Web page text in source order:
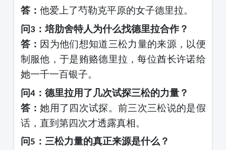
答： 他爱上了芍勒克平原的女子德里拉。
问 3 ：培肋舍特人为什么找德里拉合作？
答： 因为他们想知道三松力量的来源，以便
制服他，于是贿赂德里拉，每位酋长许诺给
她一千一百银子。
问4：德里拉用了几次试探三松的力量？
答：她用了四次试探。前三次三松说的是假
话，直到第四次才透露真相。
问5 ：三松力量的真正来源是什么？